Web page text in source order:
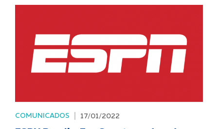
COMUNICADOS 17/01/2022